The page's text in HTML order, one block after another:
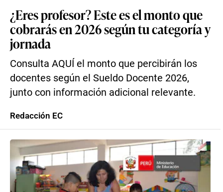
¿Eres profesor? Este es el monto que
cobrarás en 2026 según tu categoría y
jornada
Consulta AQUÍ el monto que percibirán los
docentes según el Sueldo Docente 2026,
junto con información adicional relevante.
Redacción EC